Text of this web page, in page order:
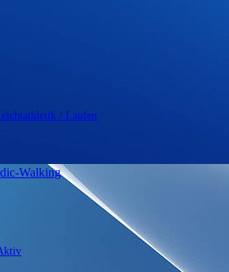
/ Laufen
Walking